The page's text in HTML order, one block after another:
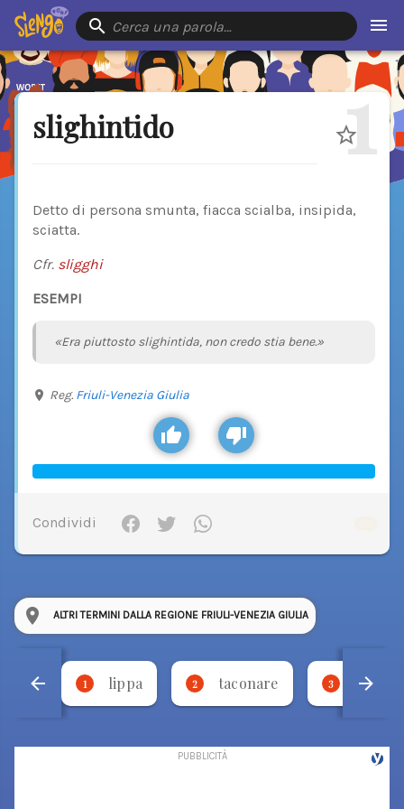
Cerca una parola…
slighintido 1
Detto di persona smunta, fiacca scialba, insipida,
sciatta.
Cfr. sligghi
ESEMPI
«Era piuttosto slighintida, non credo stia bene.»
Reg. Friuli-Venezia Giulia
Condividi
ALTRI TERMINI DALLA REGIONE FRIULI-VENEZIA GIULIA
1 lippa 2 taconare 3 necca